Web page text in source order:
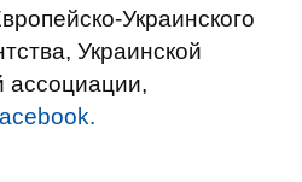
Украинского
Украинской
ассоциации,